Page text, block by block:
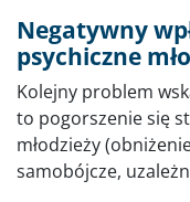
Negatywny
psychiczne
Kolejny problem
to pogorszenie się
młodzieży
samobójcze,